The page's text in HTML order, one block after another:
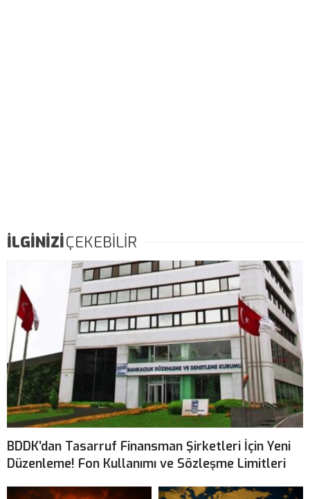
İLGİNİZİÇEKEBİLİR
BDDK’dan Tasarruf Finansman Şirketleri İçin Yeni
Düzenleme! Fon Kullanımı ve Sözleşme Limitleri